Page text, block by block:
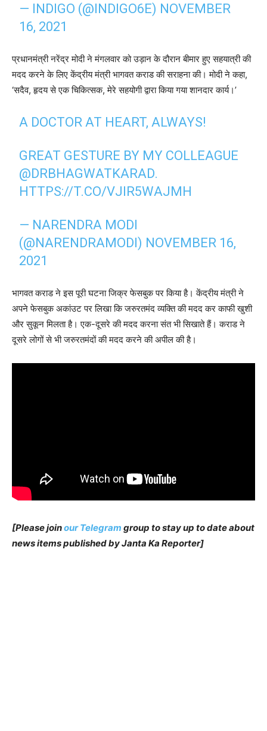
— INDIGO (@INDIGO6E) NOVEMBER
16, 2021
प्रधानमंत्री नरेंद्र मोदी ने मंगलवार को उड़ान के दौरान बीमार हुए सहयात्री की
मदद करने के लिए केंद्रीय मंत्री भागवत कराड की सराहना की। मोदी ने कहा,
‘सदैव, हृदय से एक चिकित्सक, मेरे सहयोगी द्वारा किया गया शानदार कार्य।’
A DOCTOR AT HEART, ALWAYS!
GREAT GESTURE BY MY COLLEAGUE
@DRBHAGWATKARAD.
HTTPS://T.CO/VJIR5WAJMH
— NARENDRA MODI
(@NARENDRAMODI) NOVEMBER 16,
2021
भागवत कराड ने इस पूरी घटना जिक्र फेसबुक पर किया है। केंद्रीय मंत्री ने
अपने फेसबुक अकांउट पर लिखा कि जरुरतमंद व्यक्ति की मदद कर काफी खुशी
और सुकून मिलता है। एक-दूसरे की मदद करना संत भी सिखाते हैं। कराड ने
दूसरे लोगों से भी जरुरतमंदों की मदद करने की अपील की है।
[Please joinour Telegram group to stay up to date about
news items published by Janta Ka Reporter]